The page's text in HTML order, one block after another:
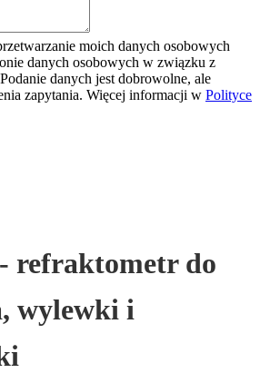
moich danych osobowych
danych osobowych w związku z
danych jest dobrowolne, ale
zapytania. Więcej informacji w Polityce
refraktometr do
wylewki i